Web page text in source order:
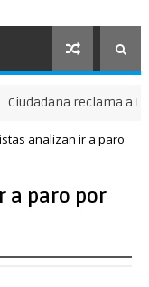
reclama a
analizan ir a paro
a paro por